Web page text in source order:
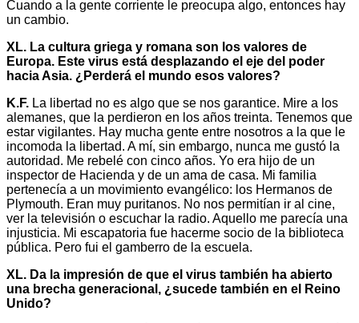
Cuando a la gente corriente le preocupa algo, entonces hay
un cambio.
XL. La cultura griega y romana son los valores de
Europa. Este virus está desplazando el eje del poder
hacia Asia. ¿Perderá el mundo esos valores?
K.F. La libertad no es algo que se nos garantice. Mire a los
alemanes, que la perdieron en los años treinta. Tenemos que
estar vigilantes. Hay mucha gente entre nosotros a la que le
incomoda la libertad. A mí, sin embargo, nunca me gustó la
autoridad. Me rebelé con cinco años. Yo era hijo de un
inspector de Hacienda y de un ama de casa. Mi familia
pertenecía a un movimiento evangélico: los Hermanos de
Plymouth. Eran muy puritanos. No nos permitían ir al cine,
ver la televisión o escuchar la radio. Aquello me parecía una
injusticia. Mi escapatoria fue hacerme socio de la biblioteca
pública. Pero fui el gamberro de la escuela.
XL. Da la impresión de que el virus también ha abierto
una brecha generacional, ¿sucede también en el Reino
Unido?